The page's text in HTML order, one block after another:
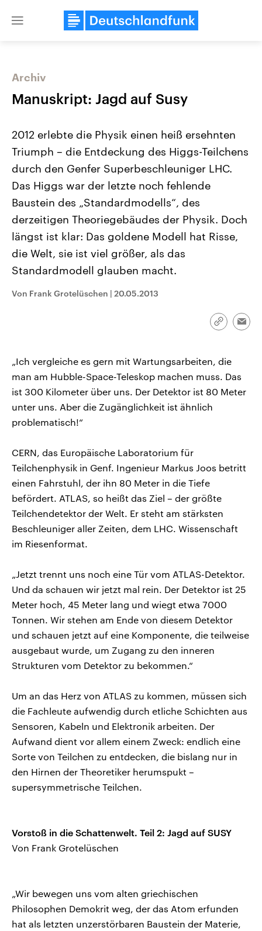
Close
Landtagswahl Sachsen-Anhalt
2026
Alle Informationen
Sachsen-Anhalt wählt am 6.
September 2026 einen neuen
Landtag. Seit 2021 wird das
Bundesland von einer Koalition aus
CDU, SPD und FDP regiert.-
Umfragen, Prognosen,
Wahlprogramme, aktuelle Berichte
und Hintergründe zu den Parteien
USA
Aktuelle Beiträge,
Hintergründe
Wirtschaftlich und
gehören die Vereinigten
den mächtigsten Ländern
mit großem Einfluss auf
aktuelle Weltgeschehen.
Sendungen Programm Podcasts
Archiv
Manuskript: Jagd auf Susy
2012 erlebte die Physik einen heiß ersehnten
Triumph – die Entdeckung des Higgs-Teilchens
durch den Genfer Superbeschleuniger LHC.
Das Higgs war der letzte noch fehlende
Baustein des „Standardmodells“, des
derzeitigen Theoriegebäudes der Physik. Doch
längst ist klar: Das goldene Modell hat Risse,
die Welt, sie ist viel größer, als das
Standardmodell glauben macht.
Von Frank Grotelüschen | 20.05.2013
Link
„Ich vergleiche es gern mit Wartungsarbeiten, die
man am Hubble-Space-Teleskop machen muss. Das
ist 300 Kilometer über uns. Der Detektor ist 80 Meter
unter uns. Aber die Zugänglichkeit ist ähnlich
problematisch!“
CERN, das Europäische Laboratorium für
Teilchenphysik in Genf. Ingenieur Markus Joos betritt
einen Fahrstuhl, der ihn 80 Meter in die Tiefe
befördert. ATLAS, so heißt das Ziel – der größte
Teilchendetektor der Welt. Er steht am stärksten
Beschleuniger aller Zeiten, dem LHC. Wissenschaft
im Riesenformat.
„Jetzt trennt uns noch eine Tür vom ATLAS-Detektor.
Und da schauen wir jetzt mal rein. Der Detektor ist 25
Meter hoch, 45 Meter lang und wiegt etwa 7000
Tonnen. Wir stehen am Ende von diesem Detektor
und schauen jetzt auf eine Komponente, die teilweise
ausgebaut wurde, um Zugang zu den inneren
Strukturen vom Detektor zu bekommen.“
Um an das Herz von ATLAS zu kommen, müssen sich
die Fachleute aufwendig durch etliche Schichten aus
Sensoren, Kabeln und Elektronik arbeiten. Der
Aufwand dient vor allem einem Zweck: endlich eine
Sorte von Teilchen zu entdecken, die bislang nur in
den Hirnen der Theoretiker herumspukt –
supersymmetrische Teilchen.
Vorstoß in die Schattenwelt. Teil 2: Jagd auf SUSY
Von Frank Grotelüschen
„Wir bewegen uns vom alten griechischen
Philosophen Demokrit weg, der das Atom erfunden
hat als letzten unzerstörbaren Baustein der Materie,